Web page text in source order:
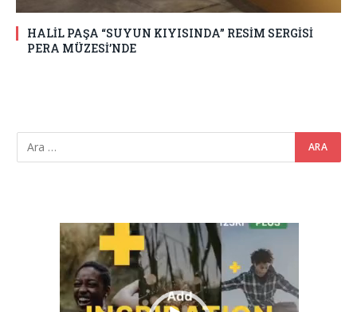
HALİL PAŞA “SUYUN KIYISINDA” RESİM SERGİSİ
PERA MÜZESİ’NDE
Video
oynatıcı